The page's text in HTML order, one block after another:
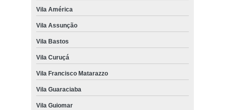
Vila América
Vila Assunção
Vila Bastos
Vila Curuçá
Vila Francisco Matarazzo
Vila Guaraciaba
Vila Guiomar